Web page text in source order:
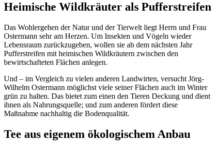
Heimische Wildkräuter als Pufferstreifen
Das Wohlergehen der Natur und der Tierwelt liegt Herrn und Frau
Ostermann sehr am Herzen. Um Insekten und Vögeln wieder
Lebensraum zurückzugeben, wollen sie ab dem nächsten Jahr
Pufferstreifen mit heimischen Wildkräutern zwischen den
bewirtschafteten Flächen anlegen.
Und – im Vergleich zu vielen anderen Landwirten, versucht Jörg-
Wilhelm Ostermann möglichst viele seiner Flächen auch im Winter
grün zu halten. Das bietet zum einen den Tieren Deckung und dient
ihnen als Nahrungsquelle; und zum anderen fördert diese
Maßnahme nachhaltig die Bodenqualität.
Tee aus eigenem ökologischem Anbau